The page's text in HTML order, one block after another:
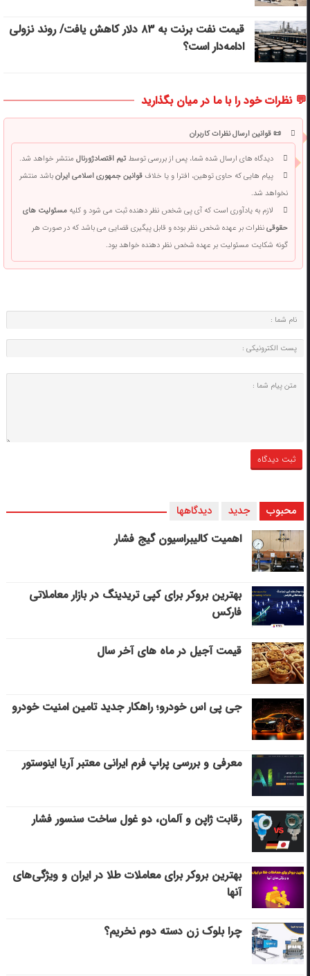
قیمت نفت برنت به ۸۳ دلار کاهش یافت/ روند نزولی
ادامه‌دار است؟
💬 نظرات خود را با ما در میان بگذارید
📜 قوانین ارسال نظرات کاربران
دیدگاه های ارسال شده شما، پس از بررسی توسطتیم اقتصادژورنالمنتشر خواهد شد.
پیام هایی که حاوی توهین، افترا و یا خلافقوانین جمهوری اسلامی ایرانباشد منتشر
نخواهد شد.
لازم به یادآوری است که آی پی شخص نظر دهنده ثبت می شود و کلیهمسئولیت های
حقوقینظرات بر عهده شخص نظر بوده و قابل پیگیری قضایی می باشد که در صورت هر
گونه شکایت مسئولیت بر عهده شخص نظر دهنده خواهد بود.
محبوب جدید دیدگاهها
اهمیت کالیبراسیون گیج فشار
بهترین بروکر برای کپی‌ تریدینگ در بازار معاملاتی
فارکس
قیمت آجیل در ماه های آخر سال
جی پی اس خودرو؛ راهکار جدید تامین امنیت خودرو
معرفی و بررسی پراپ فرم ایرانی معتبر آریا اینوستور
رقابت ژاپن و آلمان، دو غول ساخت سنسور فشار
بهترین بروکر برای معاملات طلا در ایران و ویژگی‌های
آنها
چرا بلوک زن دسته دوم نخریم؟